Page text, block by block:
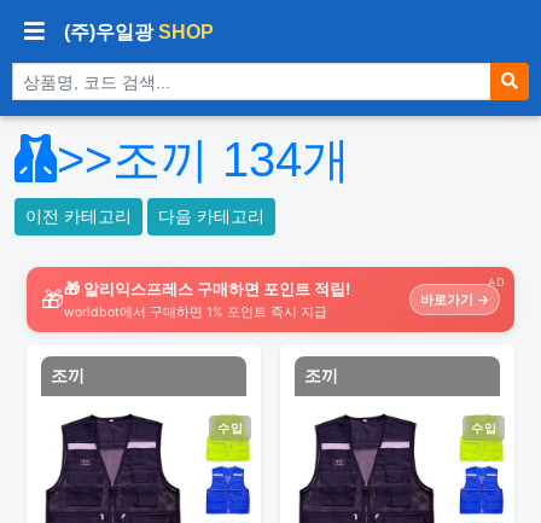
(주)우일광SHOP
상품 검색
>>조끼 134개
이전 카테고리 다음 카테고리
AD
🎁🎁 알리익스프레스 구매하면 포인트 적립!
worldbot에서 구매하면 1% 포인트 즉시 지급
바로가기 →
조끼
수입
조끼
수입